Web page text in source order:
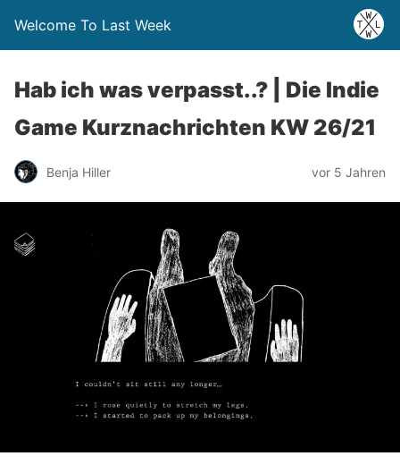
Welcome To Last Week
Hab ich was verpasst..? | Die Indie
Game Kurznachrichten KW 26/21
Benja Hiller vor 5 Jahren